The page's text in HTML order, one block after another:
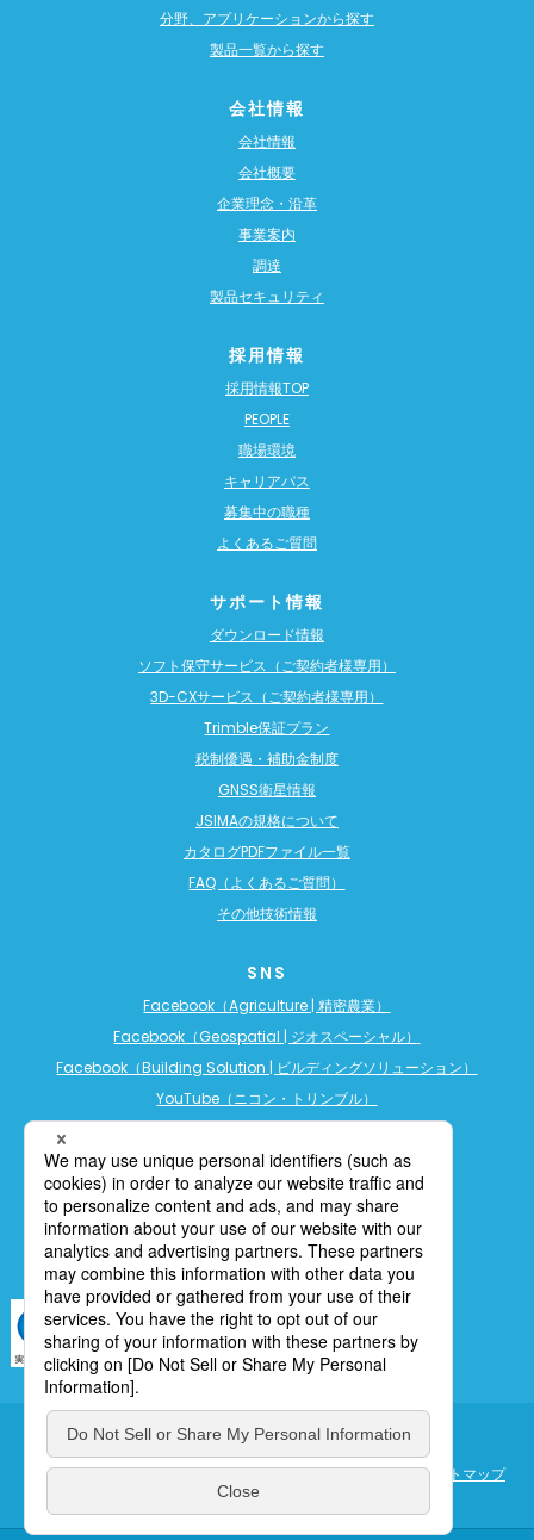
分野、アプリケーションから探す
製品一覧から探す
会社情報
会社情報
会社概要
企業理念・沿革
事業案内
調達
製品セキュリティ
採用情報
採用情報TOP
PEOPLE
職場環境
キャリアパス
募集中の職種
よくあるご質問
サポート情報
ダウンロード情報
ソフト保守サービス（ご契約者様専用）
3D-CXサービス（ご契約者様専用）
Trimble保証プラン
税制優遇・補助金制度
GNSS衛星情報
JSIMAの規格について
カタログPDFファイル一覧
FAQ（よくあるご質問）
その他技術情報
SNS
Facebook（Agriculture | 精密農業）
Facebook（Geospatial | ジオスペーシャル）
Facebook（Building Solution | ビルディングソリューション）
YouTube（ニコン・トリンブル）
YouTube（ビルディングソリューション）
LINE公式アカウント（精密農業）
個人情報保護について 利用規定 cookieポリシー
サイトマップ
ENGLISH